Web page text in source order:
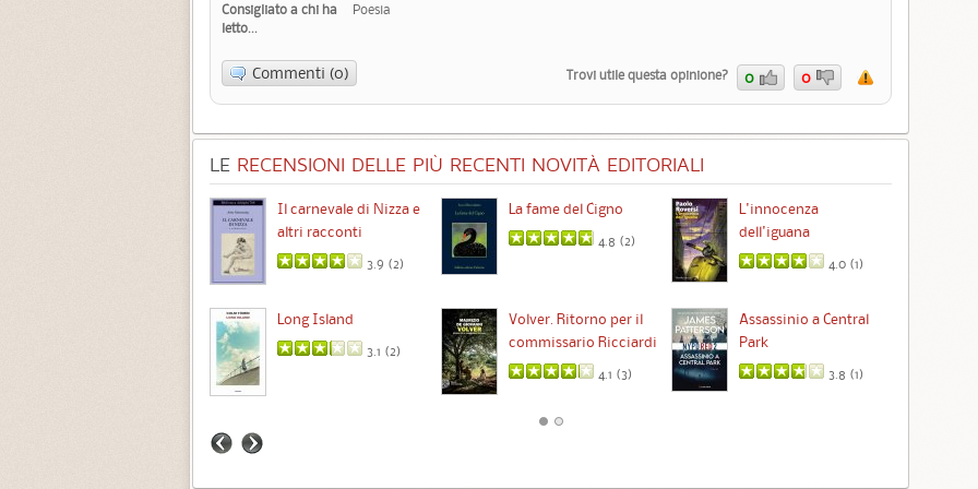
Consigliato a chi ha
letto...
Poesia
Commenti (0) Trovi utile questa opinione? 0 0
LE RECENSIONI DELLE PIÙ RECENTI NOVITÀ EDITORIALI
Il carnevale di Nizza e
altri racconti
3.9 (2)
La fame del Cigno
4.8 (2)
L'innocenza
dell'iguana
4.0 (1)
Long Island
3.1 (2)
Volver. Ritorno per il
commissario Ricciardi
4.1 (3)
Assassinio a Central
Park
3.8 (1)